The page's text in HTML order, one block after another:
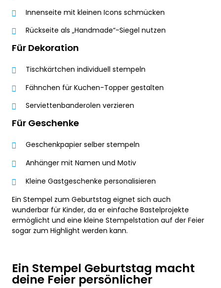
Innenseite mit kleinen Icons schmücken
Rückseite als „Handmade“-Siegel nutzen
Für Dekoration
Tischkärtchen individuell stempeln
Fähnchen für Kuchen-Topper gestalten
Serviettenbanderolen verzieren
Für Geschenke
Geschenkpapier selber stempeln
Anhänger mit Namen und Motiv
Kleine Gastgeschenke personalisieren
Ein Stempel zum Geburtstag eignet sich auch
wunderbar für Kinder, da er einfache Bastelprojekte
ermöglicht und eine kleine Stempelstation auf der Feier
sogar zum Highlight werden kann.
Ein Stempel Geburtstag macht
deine Feier persönlicher